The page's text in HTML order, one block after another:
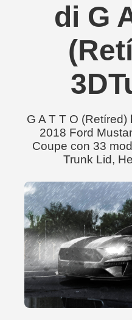
di G
G A T T O
2018 Ford
Coupe con 33
Trunk Lid,